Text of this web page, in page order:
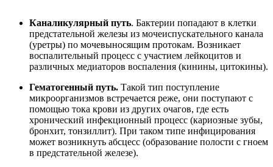
Каналикулярный путь. Бактерии попадают в клетки
предстательной железы из мочеиспускательного канала
(уретры) по мочевыносящим протокам. Возникает
воспалительный процесс с участием лейкоцитов и
различных медиаторов воспаления (кинины, цитокины).
Гематогенный путь. Такой тип поступление
микроорганизмов встречается реже, они поступают с
помощью тока крови из других очагов, где есть
хронический инфекционный процесс (кариозные зубы,
бронхит, тонзиллит). При таком типе инфицирования
может возникнуть абсцесс (образование полости с гноем
в предстательной железе).